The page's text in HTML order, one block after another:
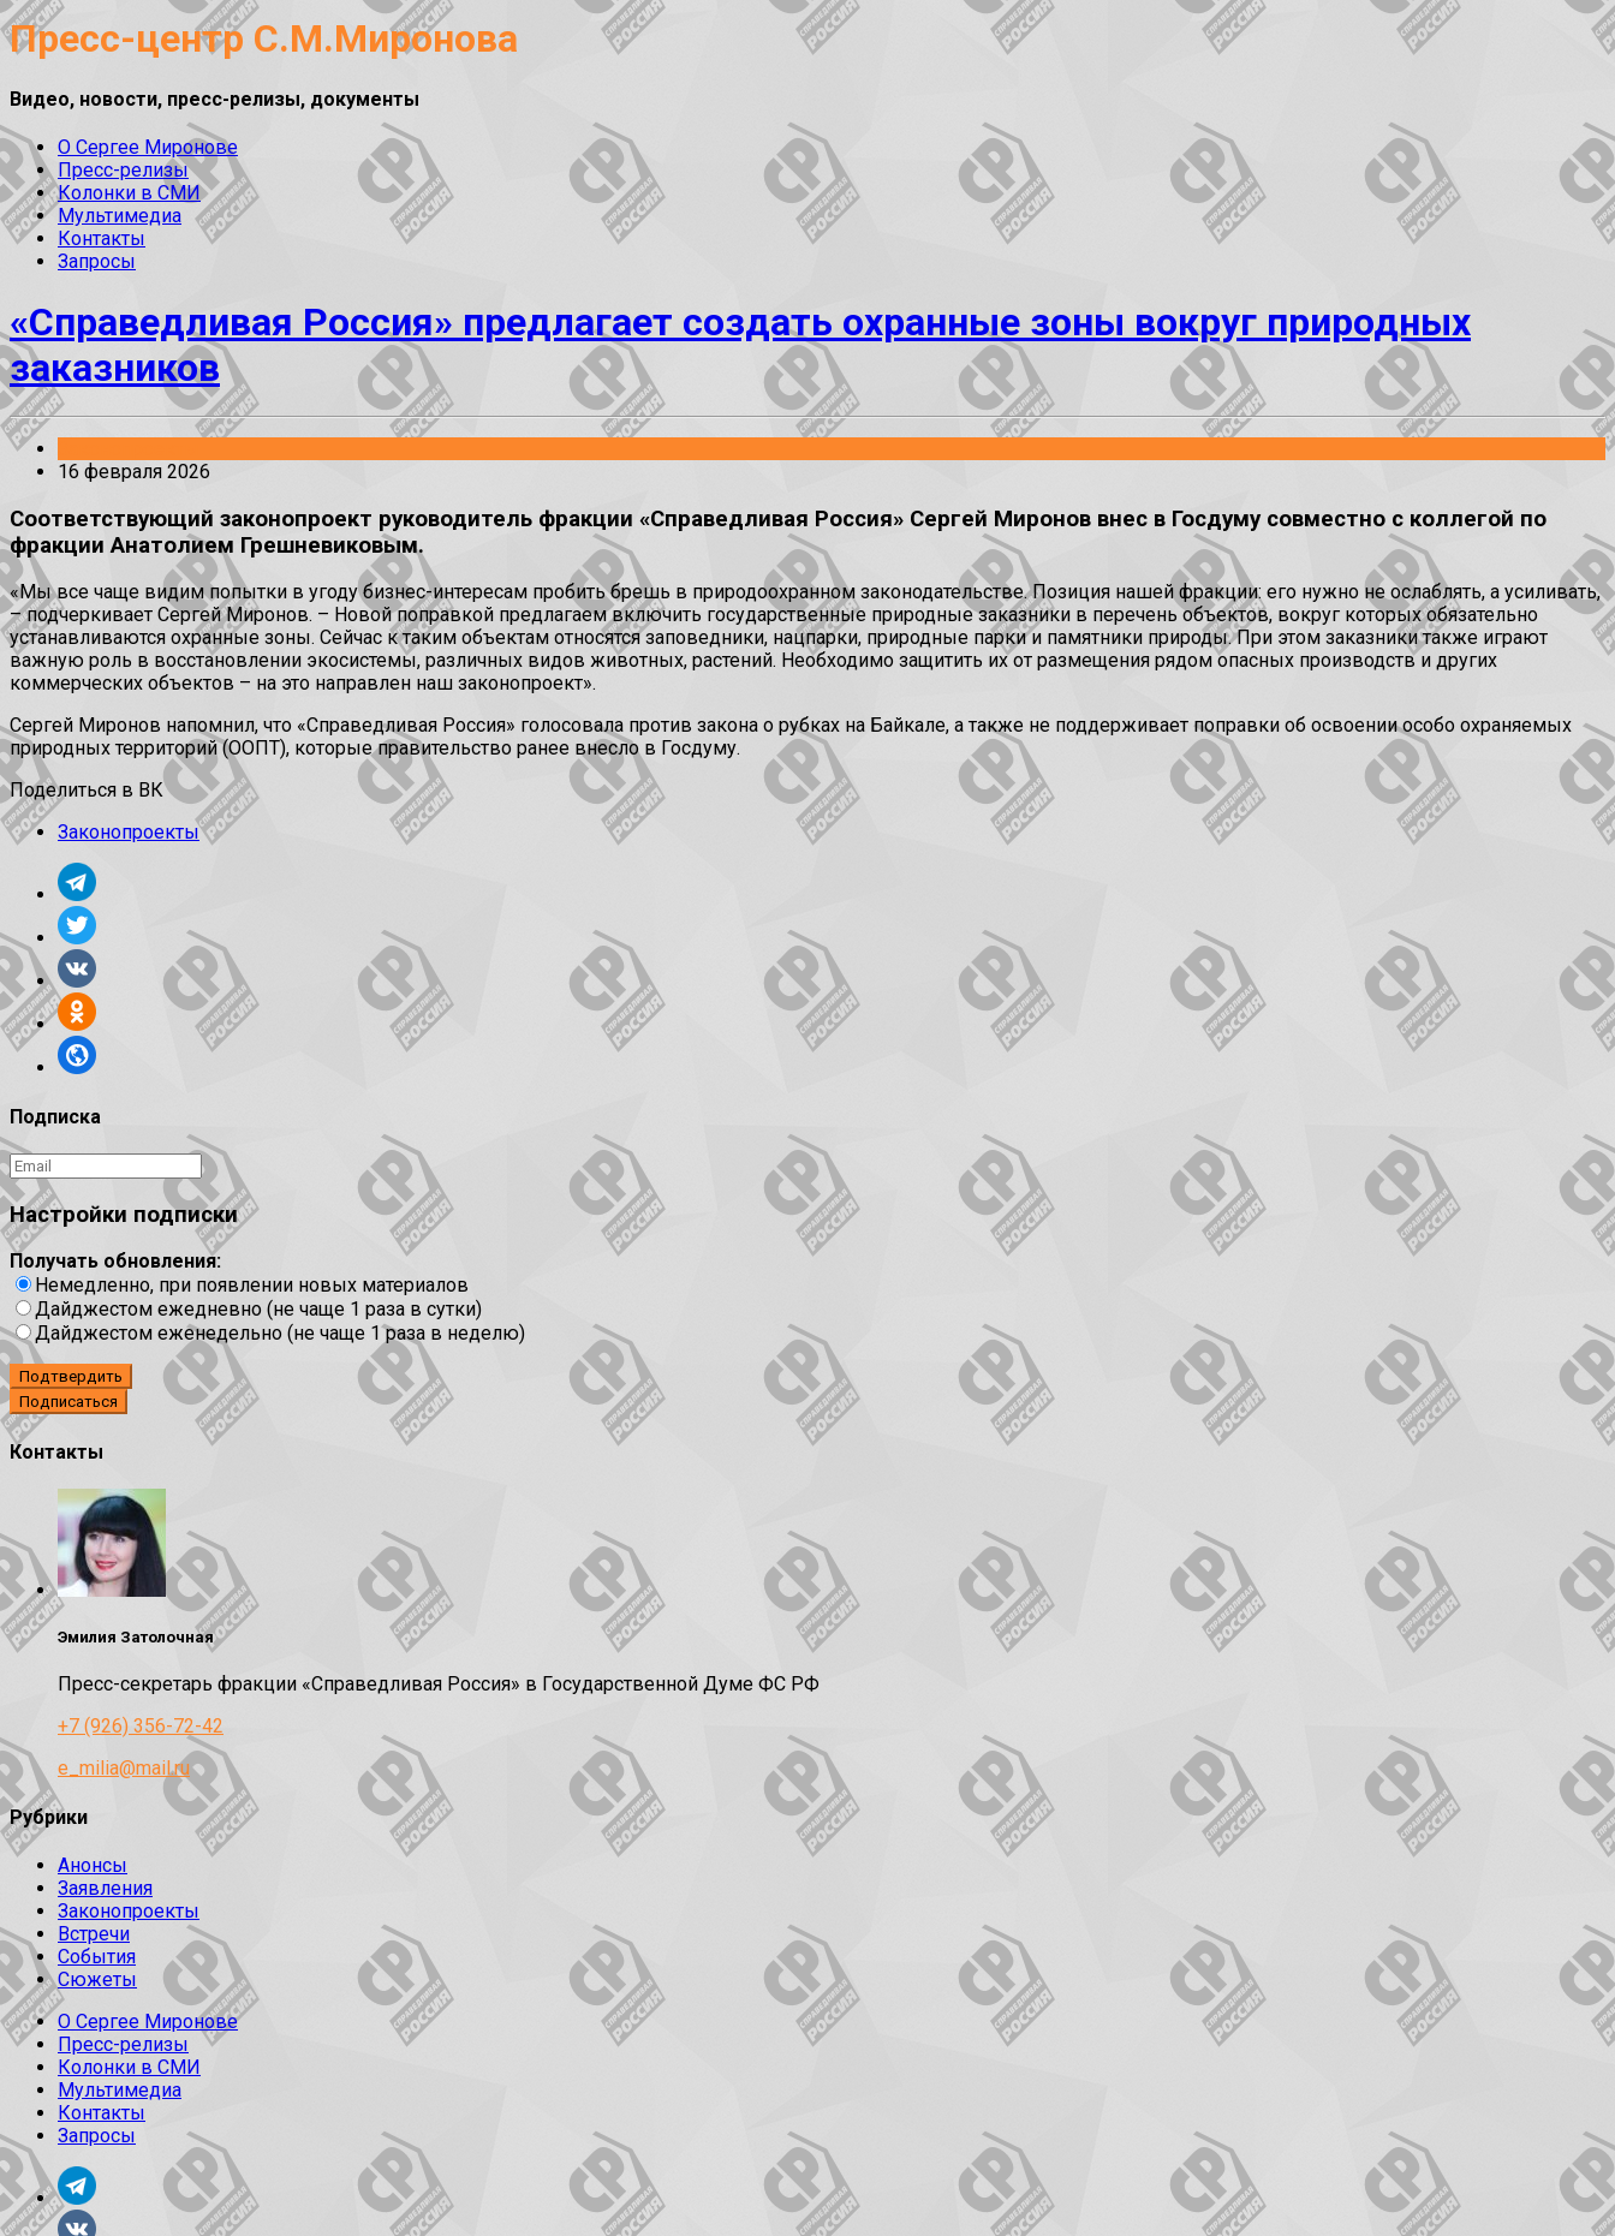
Пресс-центр С.М.Миронова
Видео, новости, пресс-релизы, документы
О Сергее Миронове
Пресс-релизы
Колонки в СМИ
Мультимедиа
Контакты
Запросы
«Справедливая Россия» предлагает создать охранные зоны вокруг природных
заказников
16 февраля 2026
Соответствующий законопроект руководитель фракции «Справедливая Россия» Сергей Миронов внес в Госдуму совместно с коллегой по
фракции Анатолием Грешневиковым.
«Мы все чаще видим попытки в угоду бизнес-интересам пробить брешь в природоохранном законодательстве. Позиция нашей фракции: его нужно не ослаблять, а усиливать,
– подчеркивает Сергей Миронов. – Новой поправкой предлагаем включить государственные природные заказники в перечень объектов, вокруг которых обязательно
устанавливаются охранные зоны. Сейчас к таким объектам относятся заповедники, нацпарки, природные парки и памятники природы. При этом заказники также играют
важную роль в восстановлении экосистемы, различных видов животных, растений. Необходимо защитить их от размещения рядом опасных производств и других
коммерческих объектов – на это направлен наш законопроект».
Сергей Миронов напомнил, что «Справедливая Россия» голосовала против закона о рубках на Байкале, а также не поддерживает поправки об освоении особо охраняемых
природных территорий (ООПТ), которые правительство ранее внесло в Госдуму.
Поделиться в ВК
Законопроекты
Подписка
Настройки подписки
Получать обновления:
Немедленно, при появлении новых материалов
Дайджестом ежедневно (не чаще 1 раза в сутки)
Дайджестом еженедельно (не чаще 1 раза в неделю)
Подтвердить
Контакты
Эмилия Затолочная
Пресс-секретарь фракции «Справедливая Россия» в Государственной Думе ФС РФ
+7 (926) 356-72-42
e_milia@mail.ru
Рубрики
Анонсы
Заявления
Законопроекты
Встречи
События
Сюжеты
О Сергее Миронове
Пресс-релизы
Колонки в СМИ
Мультимедиа
Контакты
Запросы